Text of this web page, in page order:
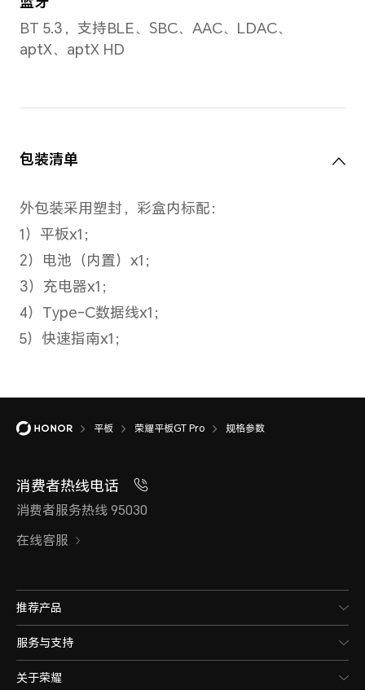
CPU
2.8GHz + 3 × Cortex-
操作系统
MagicOS 8.0.1（基于Android
摄像头
平板 荣耀平板GT Pro 规格参数
消费者热线电话
消费者服务热线 95030
在线客服
推荐产品
服务与支持
关于荣耀